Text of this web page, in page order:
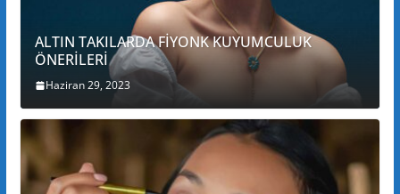
ALTIN TAKILARDA FİYONK KUYUMCULUK
ÖNERİLERİ
Haziran 29, 2023